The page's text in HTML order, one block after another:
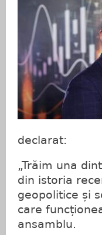
declarat:
„Trăim una
din istoria
geopolitice și
care
ansamblu.